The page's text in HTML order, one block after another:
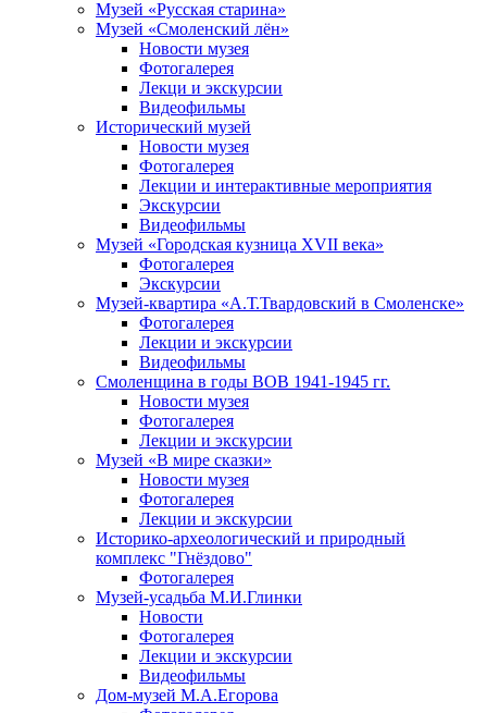
Музей «Русская старина»
Музей «Смоленский лён»
Новости музея
Фотогалерея
Лекци и экскурсии
Видеофильмы
Исторический музей
Новости музея
Фотогалерея
Лекции и интерактивные мероприятия
Экскурсии
Видеофильмы
Музей «Городская кузница XVII века»
Фотогалерея
Экскурсии
Музей-квартира «А.Т.Твардовский в Смоленске»
Фотогалерея
Лекции и экскурсии
Видеофильмы
Смоленщина в годы ВОВ 1941-1945 гг.
Новости музея
Фотогалерея
Лекции и экскурсии
Музей «В мире сказки»
Новости музея
Фотогалерея
Лекции и экскурсии
Историко-археологический и природный
комплекс "Гнёздово"
Фотогалерея
Музей-усадьба М.И.Глинки
Новости
Фотогалерея
Лекции и экскурсии
Видеофильмы
Дом-музей М.А.Егорова